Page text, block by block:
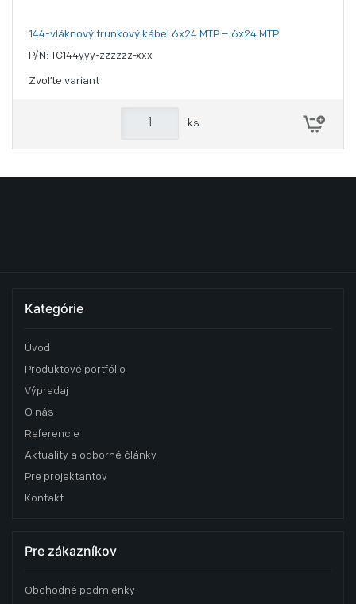
144-vláknový trunkový kábel 6x24 MTP – 6x24 MTP
P/N: TC144yyy-zzzzzz-xxx
Zvoľte variant
ks
Kategórie
Úvod
Produktové portfólio
Výpredaj
O nás
Referencie
Aktuality a odborné články
Pre projektantov
Kontakt
Pre zákazníkov
Obchodné podmienky